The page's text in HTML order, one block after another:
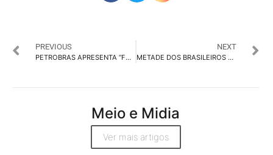
PREVIOUS
PETROBRAS APRESENTA “FEED SINFÔNICO” COM MÚSICA CLÁSSICA NO TIKTOK
NEXT
METADE DOS BRASILEIROS DEIXAM COMPRAR ONLINE POR DESCONFIANÇA
Meio e Midia
Ver mais artigos